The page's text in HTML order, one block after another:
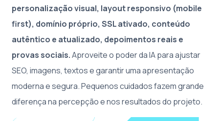
personalização visual, layout responsivo (mobile
first), domínio próprio, SSL ativado, conteúdo
autêntico e atualizado, depoimentos reais e
provas sociais.Aproveite o poder da IA para ajustar
SEO, imagens, textos e garantir uma apresentação
moderna e segura. Pequenos cuidados fazem grande
diferença na percepção e nos resultados do projeto.